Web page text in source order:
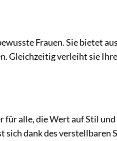
Frauen. Sie bietet
Gleichzeitig verleiht sie
alle, die Wert auf Stil
sich dank des verstellbaren